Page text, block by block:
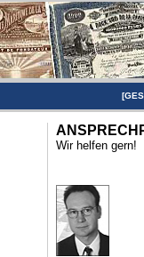
[
Wir helfen gern!